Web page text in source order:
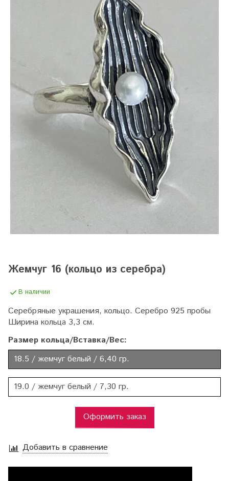
Жемчуг 16 (кольцо из серебра)
В наличии
Серебряные украшения, кольцо. Серебро 925 пробы
Ширина кольца 3,3 см.
Размер кольца/Вставка/Вес:
18.5 / жемчуг белый / 6,40 гр.
19.0 / жемчуг белый / 7,30 гр.
Оформить заказ
Добавить в сравнение